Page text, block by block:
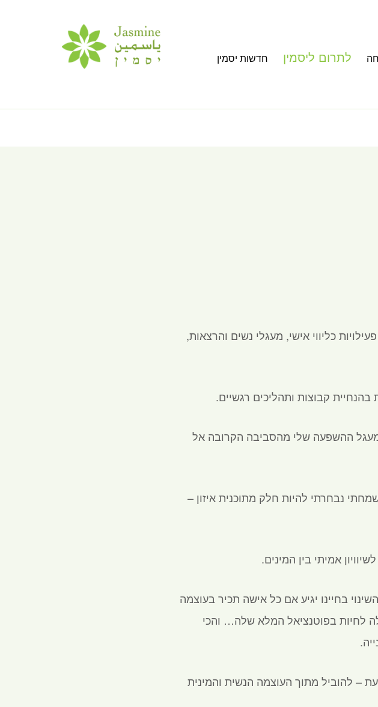
לתרום ליסמין
חדשות יסמין
כליווי אישי, מעגלי נשים והרצאות,
את מעגל ההשפעה שלי מהסביבה הקרובה אל
נבחרתי להיות חלק מתוכנית איזון –
אמיתי בין המינים.
בחיינו יגיע אם כל אישה תכיר בעוצמה
לחיות בפוטנציאל המלא שלה… והכי
– להוביל מתוך העוצמה הנשית והמינית